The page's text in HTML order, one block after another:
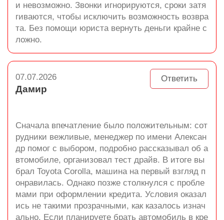
и невозможно. Звонки игнорируются, сроки затя
гиваются, чтобы исключить возможность возвра
та. Без помощи юриста вернуть деньги крайне с
ложно.
Ответить
07.07.2026
Дамир
Сначала впечатление было положительным: сот
рудники вежливые, менеджер по имени Алексан
др помог с выбором, подробно рассказывал об а
втомобиле, организовал тест драйв. В итоге вы
брал Toyota Corolla, машина на первый взгляд п
онравилась. Однако позже столкнулся с пробле
мами при оформлении кредита. Условия оказал
ись не такими прозрачными, как казалось изнач
ально. Если планируете брать автомобиль в кре